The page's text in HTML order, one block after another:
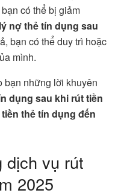
có thể bị giảm
nợ thẻ tín dụng sau
bạn có thể duy trì hoặc
mình.
bạn những lời khuyên
dụng sau khi rút tiền
thẻ tín dụng đến
dịch vụ rút
2025